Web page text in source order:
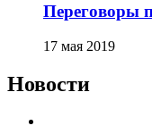
Переговоры
17 мая 2019
Новости